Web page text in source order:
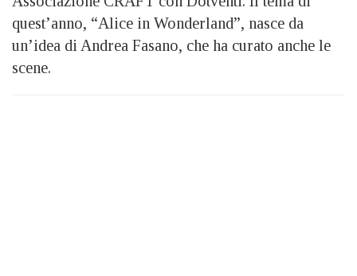
quest’anno, “Alice in Wonderland”, nasce da
un’idea di Andrea Fasano, che ha curato anche le
scene.